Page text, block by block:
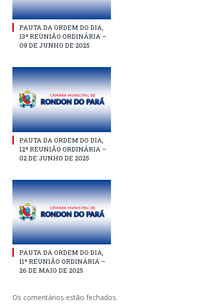
PAUTA DA ORDEM DO DIA,
13ª REUNIÃO ORDINÁRIA –
09 DE JUNHO DE 2025
PAUTA DA ORDEM DO DIA,
12ª REUNIÃO ORDINÁRIA –
02 DE JUNHO DE 2025
PAUTA DA ORDEM DO DIA,
11ª REUNIÃO ORDINÁRIA –
26 DE MAIO DE 2025
Os comentários estão fechados.